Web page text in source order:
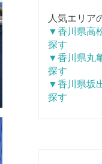
人気エリア
▼香川県高
探す
▼香川県丸
探す
▼香川県坂
探す